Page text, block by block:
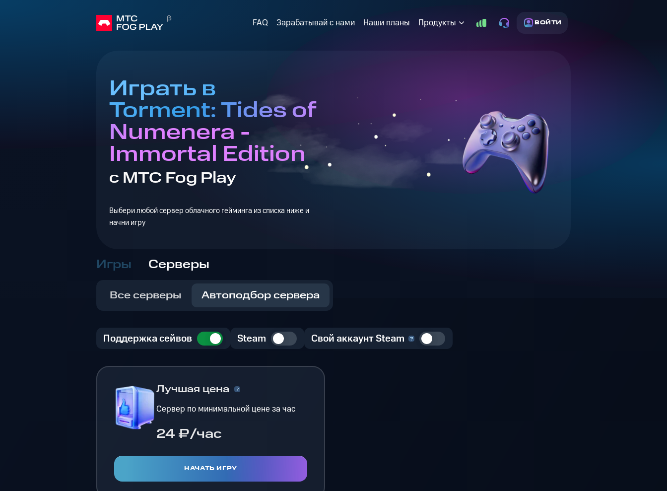
FAQ Зарабатывай с нами Наши планы Продукты ВОЙТИ
Играть в
Torment: Tides of
Numenera -
Immortal Edition
с МТС Fog Play
Выбери любой сервер облачного гейминга из списка ниже и
начни игру
Игры Серверы
Все серверы Автоподбор сервера
Поддержка сейвов Steam Свой аккаунт Steam
Лучшая цена
Сервер по минимальной цене за час
24 ₽/час
НАЧАТЬ ИГРУ